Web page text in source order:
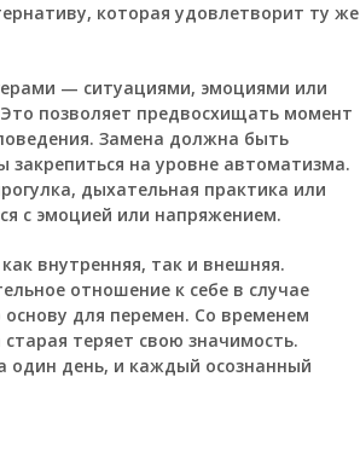
которая удовлетворит ту же
— ситуациями, эмоциями или
позволяет предвосхищать момент
Замена должна быть
закрепиться на уровне автоматизма.
дыхательная практика или
с эмоцией или напряжением.
внутренняя, так и внешняя.
отношение к себе в случае
для перемен. Со временем
теряет свою значимость.
один день, и каждый осознанный